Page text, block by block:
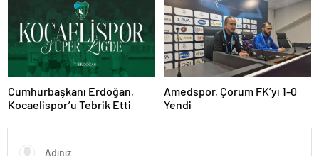
Cumhurbaşkanı Erdoğan,
Kocaelispor’u Tebrik Etti
Amedspor, Çorum FK’yı 1-0
Yendi